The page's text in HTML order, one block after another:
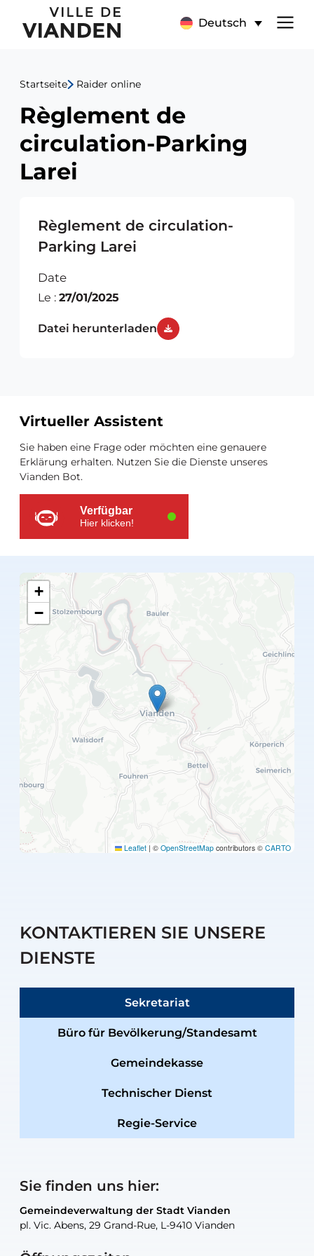
Règlement
de
circulation-
Parking
Larei
Deutsch
Hauptnavigationsmenü
Startseite Raider online
Règlement de
circulation-Parking
Larei
Règlement de circulation-
Parking Larei
Date
Le : 27/01/2025
Datei herunterladen
Zusätzliche
Ressourcen
Virtueller Assistent
Sie haben eine Frage oder möchten eine genauere
Erklärung erhalten. Nutzen Sie die Dienste unseres
Vianden Bot.
Verfügbar
Hier klicken!
+
−
Leaflet | © OpenStreetMap contributors © CARTO
KONTAKTIEREN SIE UNSERE
DIENSTE
Sekretariat
Büro für Bevölkerung/Standesamt
Gemeindekasse
Technischer Dienst
Regie-Service
Sie finden uns hier:
Gemeindeverwaltung der Stadt Vianden
pl. Vic. Abens, 29 Grand-Rue, L-9410 Vianden
Gemeindeverwaltung der Stadt Vianden
pl. Vic. Abens, 29 Grand-Rue, L-9410 Vianden
Gemeindeverwaltung der Stadt Vianden
pl. Vic. Abens, 29 Grand-Rue, L-9410 Vianden
Gemeindeverwaltung der Stadt Vianden
pl. Vic. Abens, 29 Grand-Rue, L-9410 Vianden
Gemeindewerkstatt der Stadt Vianden
30, rue Neugarten, L-9422 Vianden